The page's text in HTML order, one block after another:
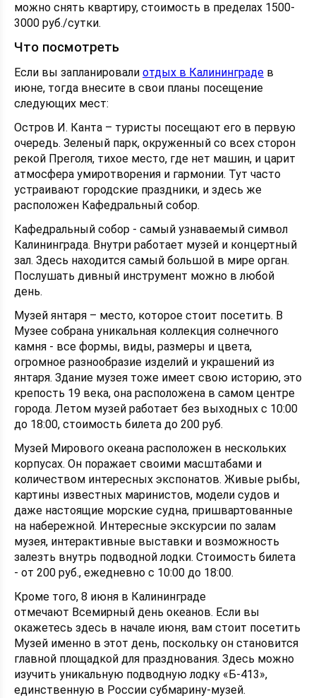
можно снять квартиру, стоимость в пределах 1500-
3000 руб./сутки.
Что посмотреть
Если вы запланировали отдых в Калининграде в
июне, тогда внесите в свои планы посещение
следующих мест:
Остров И. Канта – туристы посещают его в первую
очередь. Зеленый парк, окруженный со всех сторон
рекой Преголя, тихое место, где нет машин, и царит
атмосфера умиротворения и гармонии. Тут часто
устраивают городские праздники, и здесь же
расположен Кафедральный собор.
Кафедральный собор - самый узнаваемый символ
Калининграда. Внутри работает музей и концертный
зал. Здесь находится самый большой в мире орган.
Послушать дивный инструмент можно в любой
день.
Музей янтаря – место, которое стоит посетить. В
Музее собрана уникальная коллекция солнечного
камня - все формы, виды, размеры и цвета,
огромное разнообразие изделий и украшений из
янтаря. Здание музея тоже имеет свою историю, это
крепость 19 века, она расположена в самом центре
города. Летом музей работает без выходных с 10:00
до 18:00, стоимость билета до 200 руб.
Музей Мирового океана расположен в нескольких
корпусах. Он поражает своими масштабами и
количеством интересных экспонатов. Живые рыбы,
картины известных маринистов, модели судов и
даже настоящие морские судна, пришвартованные
на набережной. Интересные экскурсии по залам
музея, интерактивные выставки и возможность
залезть внутрь подводной лодки. Стоимость билета
- от 200 руб., ежедневно с 10:00 до 18:00.
Кроме того, 8 июня в Калининграде
отмечают Всемирный день океанов. Если вы
окажетесь здесь в начале июня, вам стоит посетить
Музей именно в этот день, поскольку он становится
главной площадкой для празднования. Здесь можно
изучить уникальную подводную лодку «Б-413»,
единственную в России субмарину-музей.